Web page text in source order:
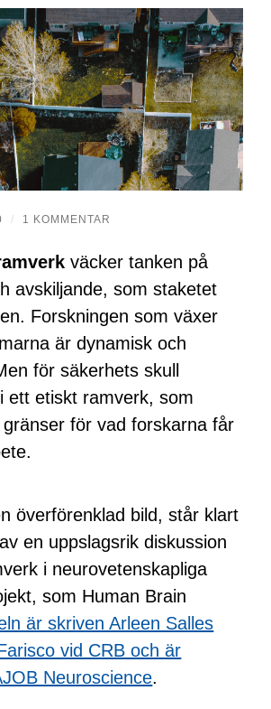
/ 1 KOMMENTAR
väcker tanken på
avskiljande, som staketet
Forskningen som växer
är dynamisk och
för säkerhets skull
ett etiskt ramverk, som
för vad forskarna får
överförenklad bild, står klart
en uppslagsrik diskussion
i neurovetenskapliga
som Human Brain
är skriven Arleen Salles
vid CRB och är
Neuroscience.